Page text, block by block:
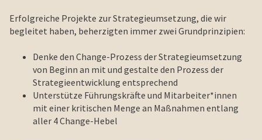
Erfolgreiche Projekte zur Strategieumsetzung, die wir
begleitet haben, beherzigten immer zwei Grundprinzipien:
Denke den Change-Prozess der Strategieumsetzung
von Beginn an mit und gestalte den Prozess der
Strategieentwicklung entsprechend
Unterstütze Führungskräfte und Mitarbeiter*innen
mit einer kritischen Menge an Maßnahmen entlang
aller 4 Change-Hebel